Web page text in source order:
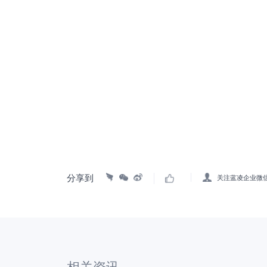
分享到 关注蓝凌企业微